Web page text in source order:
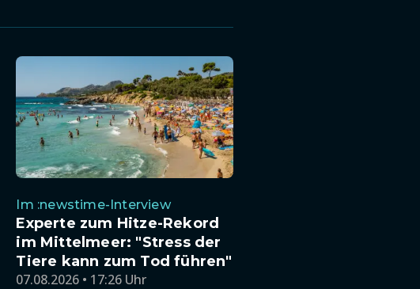
Im :newstime-Interview
Experte zum Hitze-Rekord
im Mittelmeer: "Stress der
Tiere kann zum Tod führen"
07.08.2026 • 17:26 Uhr